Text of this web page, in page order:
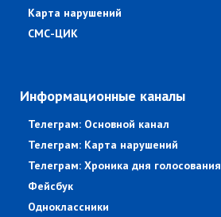
Карта нарушений
СМС-ЦИК
Информационные каналы
Телеграм: Основной канал
Телеграм: Карта нарушений
Телеграм: Хроника дня голосования
Фейсбук
Одноклассники